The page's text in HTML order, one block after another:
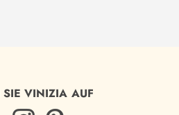
SIE VINIZIA AUF